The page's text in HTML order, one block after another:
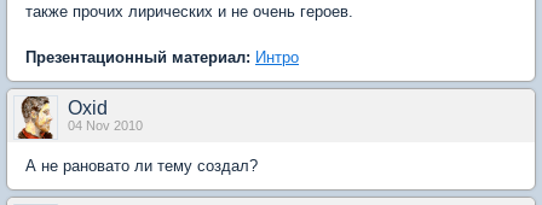
также прочих лирических и не очень героев.
Презентационный материал: Интро
Oxid
04 Nov 2010
А не рановато ли тему создал?